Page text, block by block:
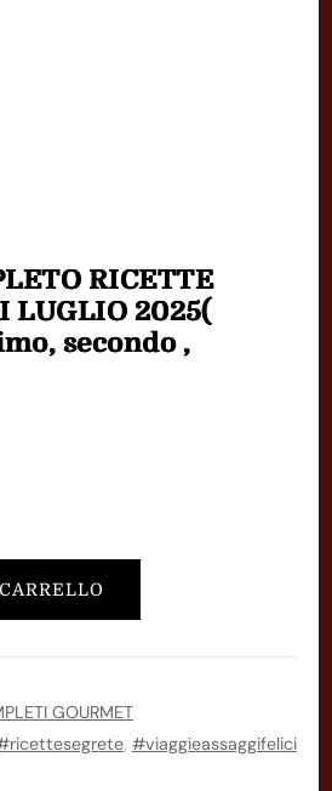
RICETTE
LUGLIO 2025(
secondo ,
GOURMET
, #viaggieassaggifelici